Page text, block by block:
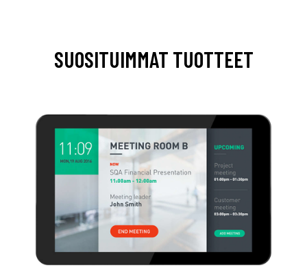
SUOSITUIMMAT TUOTTEET